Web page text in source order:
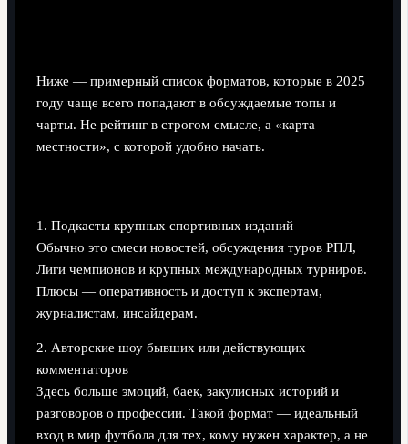
Ниже — примерный список форматов, которые в 2025
году чаще всего попадают в обсуждаемые топы и
чарты. Не рейтинг в строгом смысле, а «карта
местности», с которой удобно начать.
1. Подкасты крупных спортивных изданий
Обычно это смеси новостей, обсуждения туров РПЛ,
Лиги чемпионов и крупных международных турниров.
Плюсы — оперативность и доступ к экспертам,
журналистам, инсайдерам.
2. Авторские шоу бывших или действующих
комментаторов
Здесь больше эмоций, баек, закулисных историй и
разговоров о профессии. Такой формат — идеальный
вход в мир футбола для тех, кому нужен характер, а не